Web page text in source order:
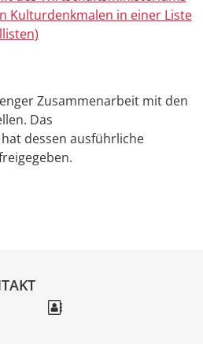
Kulturdenkmalen in einer Liste
Zusammenarbeit mit den
Das
hat dessen ausführliche